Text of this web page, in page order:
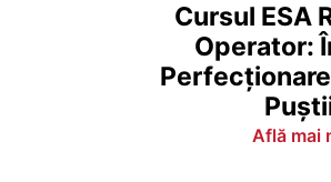
Cursul ESA
Operator:
Află mai